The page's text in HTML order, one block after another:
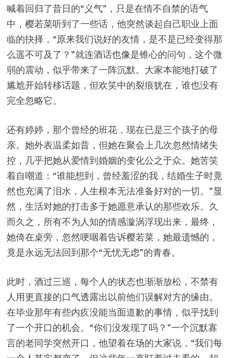
喊着回归了昔日的“义气”，只是在情不自禁的语气
中，樱若菜听到了一些话，他突然谈起自己职业上面
临的抉择，“原来我们说好的友情，是不是已经变得那
么遥不可及了？”就连酒话也像是锥心的问句，这个微
弱的震动，似乎带来了一阵沉默。大家本能地打破了
尴尬开始转移话题，但欢笑中的裂痕犹在，谁也没有
完全忽略它。
还有婷婷，那个曾经的班花，现在已是三个孩子的母
亲。她外表温柔如昔，但她在聚会上几次忽然情绪失
控，几乎把她从爱情到婚姻的变化公之于众。她苦笑
着自嘲道：“谁能想到，曾经羞涩的我，结婚生子时竟
然也充满了泪水，人生根本无法准备好对的一切。”显
然，生活对她的打击多于她愿意承认的那些欢乐。久
而久之，所有不为人知的情感漩涡浮现出来，最终，
她倚在桌旁，忽然哽咽着告诉樱若菜，她最遗憾的，
竟是永远无法回到那个“无忧无虑”的青春。
此时，酒过三巡，每个人的状态也渐渐放松，不禁有
人用更直接的口气透露出以前他们误解对方的缘由。
在毕业那年有些内疚没能当面道歉的事情，似乎找到
了一个开口的机会。“你们没发现了吗？”一个沉默寡
言的老同学突然开口，他望着在场的大家说，“我们每